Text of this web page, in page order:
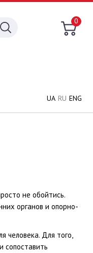
0
UA RU ENG
не обойтись.
органов и опорно-
человека. Для того,
сопоставить